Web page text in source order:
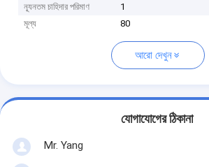
ন্যূনতম চাহিদার পরিমাণ
1
মূল্য
80
আরো দেখুন
যোগাযোগের ঠিকানা
Mr. Yang